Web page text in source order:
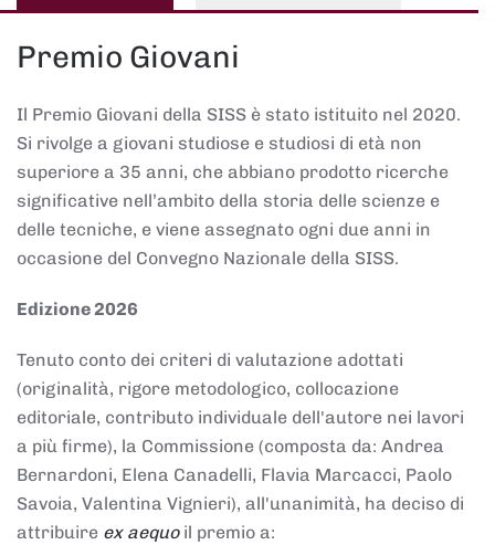
Premio Giovani
Il Premio Giovani della SISS è stato istituito nel 2020.
Si rivolge a giovani studiose e studiosi di età non
superiore a 35 anni, che abbiano prodotto ricerche
significative nell’ambito della storia delle scienze e
delle tecniche, e viene assegnato ogni due anni in
occasione del Convegno Nazionale della SISS.
Edizione 2026
Tenuto conto dei criteri di valutazione adottati
(originalità, rigore metodologico, collocazione
editoriale, contributo individuale dell'autore nei lavori
a più firme), la Commissione (composta da: Andrea
Bernardoni, Elena Canadelli, Flavia Marcacci, Paolo
Savoia, Valentina Vignieri), all'unanimità, ha deciso di
attribuire ex aequoil premio a: